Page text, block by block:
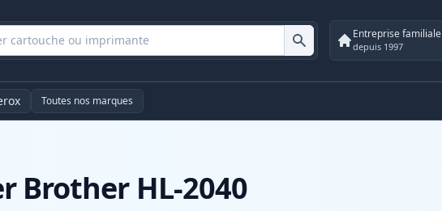
Entreprise familiale
depuis 1997
Toutes nos marques
Brother HL-2040